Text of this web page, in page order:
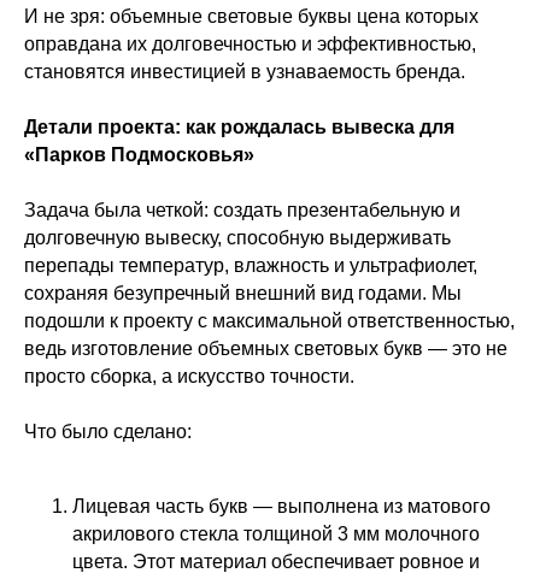
И не зря: объемные световые буквы цена которых
оправдана их долговечностью и эффективностью,
становятся инвестицией в узнаваемость бренда.
Детали проекта: как рождалась вывеска для
«Парков Подмосковья»
Задача была четкой: создать презентабельную и
долговечную вывеску, способную выдерживать
перепады температур, влажность и ультрафиолет,
сохраняя безупречный внешний вид годами. Мы
подошли к проекту с максимальной ответственностью,
ведь изготовление объемных световых букв — это не
просто сборка, а искусство точности.
Что было сделано:
Лицевая часть букв — выполнена из матового
акрилового стекла толщиной 3 мм молочного
цвета. Этот материал обеспечивает ровное и